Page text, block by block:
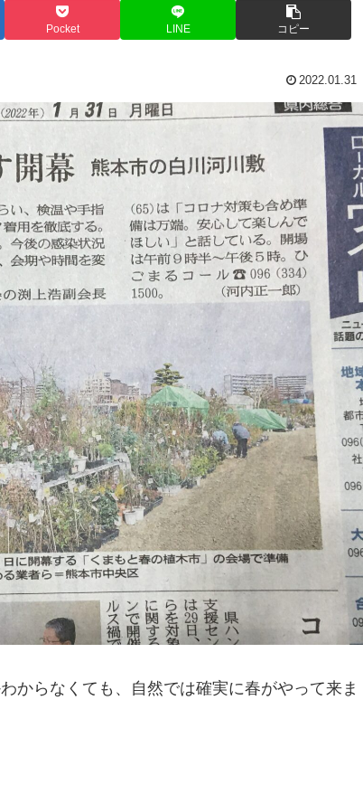
Pocket LINE コピー
2022.01.31
からなくても、自然では確実に春がやって来ま